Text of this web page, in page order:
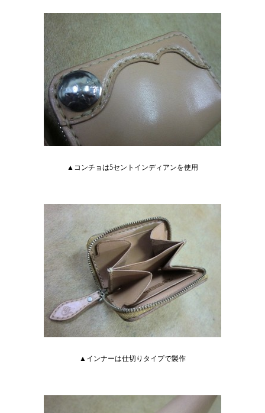
▲コンチョは5セントインディアンを使用
▲インナーは仕切りタイプで製作